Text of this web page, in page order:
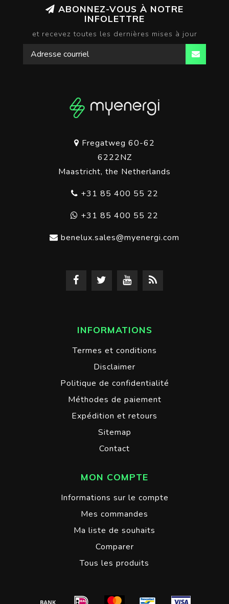
ABONNEZ-VOUS À NOTRE
INFOLETTRE
et recevez toutes les dernières mises à jour
Fregatweg 60-62
6222NZ
Maastricht, the Netherlands
+31 85 400 55 22
+31 85 400 55 22
benelux.sales@myenergi.com
INFORMATIONS
Termes et conditions
Disclaimer
Politique de confidentialité
Méthodes de paiement
Expédition et retours
Sitemap
Contact
MON COMPTE
Informations sur le compte
Mes commandes
Ma liste de souhaits
Comparer
Tous les produits